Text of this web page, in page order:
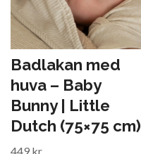
Badlakan med
huva – Baby
Bunny | Little
Dutch (75×75 cm)
449 kr